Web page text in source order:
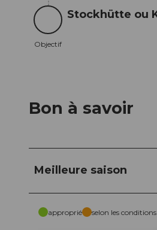
Objectif
Objectif
Stockhütte ou
Bon à savoir
Meilleure saison
approprié selon les